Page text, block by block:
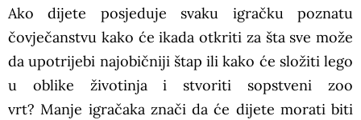
Ako dijete posjeduje svaku igračku poznatu
čovječanstvu kako će ikada otkriti za šta sve može
da upotrijebi najobičniji štap ili kako će složiti lego
u oblike životinja i stvoriti sopstveni zoo
vrt? Manje igračaka znači da će dijete morati biti